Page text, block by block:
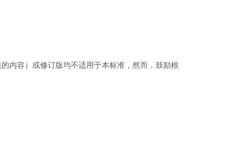
内容）或修订版均不适用于本标准，然而，鼓励根